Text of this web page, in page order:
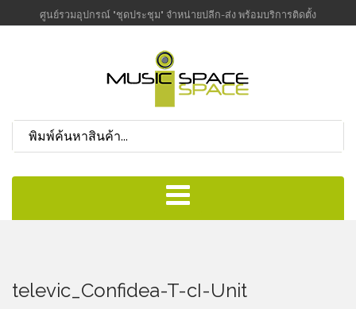
ศูนย์รวมอุปกรณ์ "ชุดประชุม" จำหน่ายปลีก-ส่ง พร้อมบริการติดตั้ง
televic_Confidea-T-cI-Unit